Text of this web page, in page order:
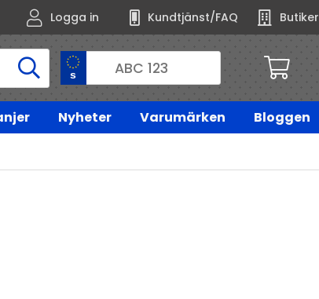
Logga in Kundtjänst/FAQ Butiker
Nyheter Varumärken
Bloggen